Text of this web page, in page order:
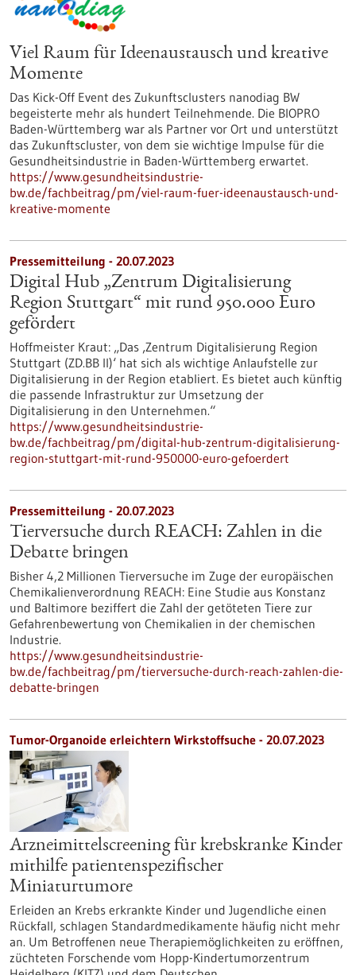
Viel Raum für Ideenaustausch und kreative
Momente
Das Kick-Off Event des Zukunftsclusters nanodiag BW
begeisterte mehr als hundert Teilnehmende. Die BIOPRO
Baden-Württemberg war als Partner vor Ort und unterstützt
das Zukunftscluster, von dem sie wichtige Impulse für die
Gesundheitsindustrie in Baden-Württemberg erwartet.
https://www.gesundheitsindustrie-
bw.de/fachbeitrag/pm/viel-raum-fuer-ideenaustausch-und-
kreative-momente
Pressemitteilung - 20.07.2023
Digital Hub „Zentrum Digitalisierung
Region Stuttgart“ mit rund 950.000 Euro
gefördert
Hoffmeister Kraut: „Das ‚Zentrum Digitalisierung Region
Stuttgart (ZD.BB II)‘ hat sich als wichtige Anlaufstelle zur
Digitalisierung in der Region etabliert. Es bietet auch künftig
die passende Infrastruktur zur Umsetzung der
Digitalisierung in den Unternehmen.“
https://www.gesundheitsindustrie-
bw.de/fachbeitrag/pm/digital-hub-zentrum-digitalisierung-
region-stuttgart-mit-rund-950000-euro-gefoerdert
Pressemitteilung - 20.07.2023
Tierversuche durch REACH: Zahlen in die
Debatte bringen
Bisher 4,2 Millionen Tierversuche im Zuge der europäischen
Chemikalienverordnung REACH: Eine Studie aus Konstanz
und Baltimore beziffert die Zahl der getöteten Tiere zur
Gefahrenbewertung von Chemikalien in der chemischen
Industrie.
https://www.gesundheitsindustrie-
bw.de/fachbeitrag/pm/tierversuche-durch-reach-zahlen-die-
debatte-bringen
Tumor-Organoide erleichtern Wirkstoffsuche - 20.07.2023
Arzneimittelscreening für krebskranke Kinder
mithilfe patientenspezifischer
Miniaturtumore
Erleiden an Krebs erkrankte Kinder und Jugendliche einen
Rückfall, schlagen Standardmedikamente häufig nicht mehr
an. Um Betroffenen neue Therapiemöglichkeiten zu eröffnen,
züchteten Forschende vom Hopp-Kindertumorzentrum